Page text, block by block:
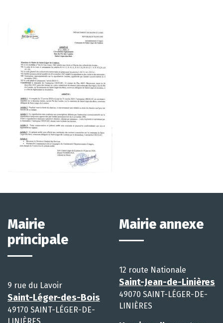
Mairie
principale
9 rue du Lavoir
Saint-Léger-des-Bois
49170 SAINT-LÉGER-DE-
Mairie annexe
12 route Nationale
Saint-Jean-de-Linières
49070 SAINT-LÉGER-DE-
LINIÈRES